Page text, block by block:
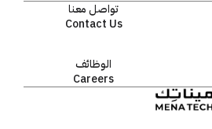
تواصل معنا
Contact Us
الوظائف
Careers